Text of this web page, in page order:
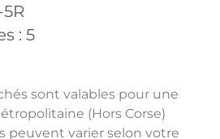
: 5
sont valables pour une
(Hors Corse)
peuvent varier selon votre